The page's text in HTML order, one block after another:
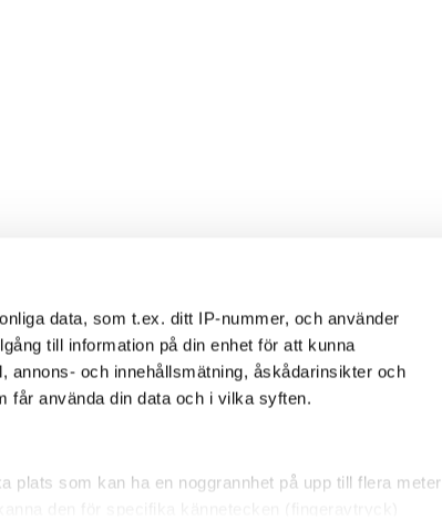
data, som t.ex. ditt IP-nummer, och använder
till information på din enhet för att kunna
annons- och innehållsmätning, åskådarinsikter och
får använda din data och i vilka syften.
plats som kan ha en noggrannhet på upp till flera meter